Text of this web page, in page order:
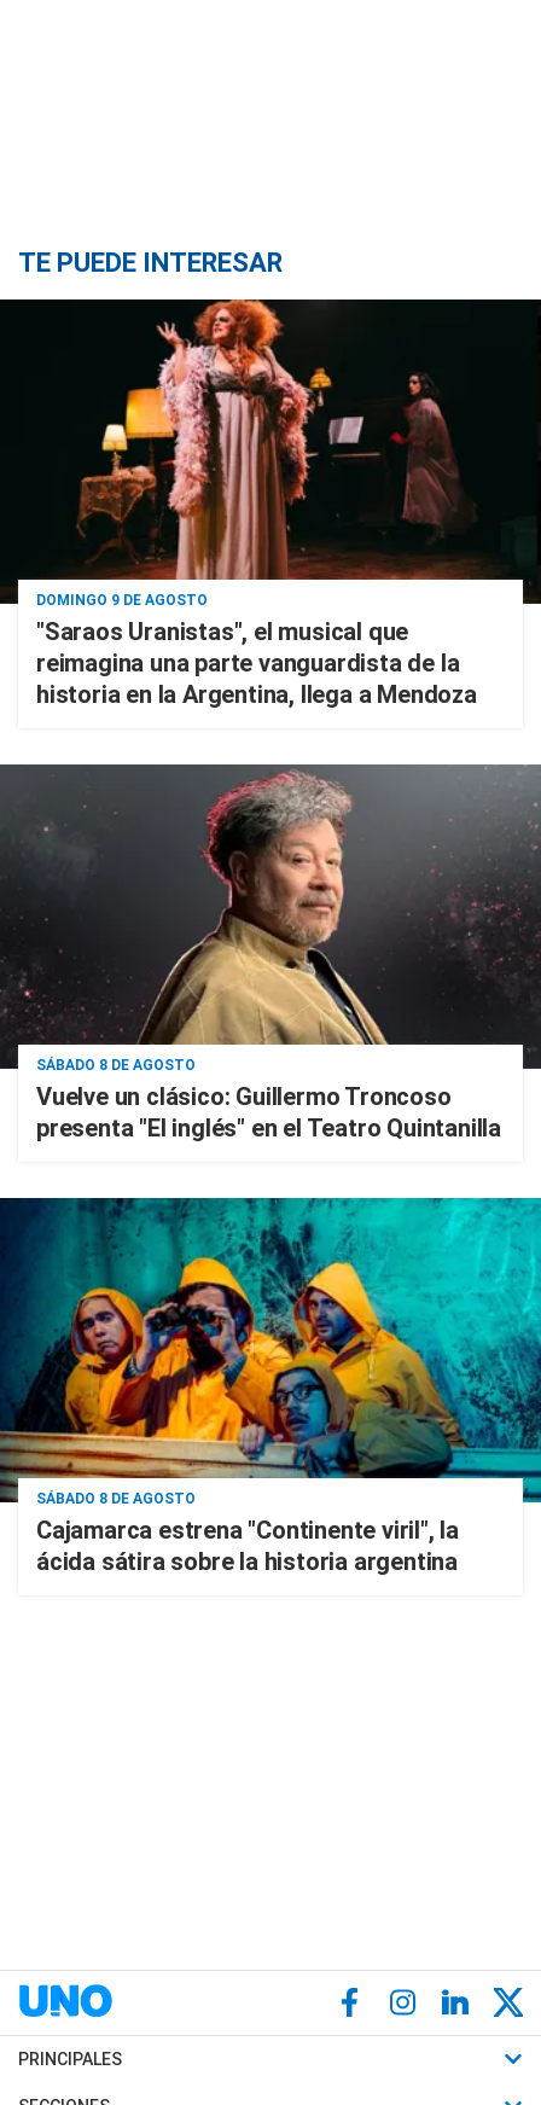
TE PUEDE INTERESAR
DOMINGO 9 DE AGOSTO
"Saraos Uranistas", el musical que
reimagina una parte vanguardista de la
historia en la Argentina, llega a Mendoza
SÁBADO 8 DE AGOSTO
Vuelve un clásico: Guillermo Troncoso
presenta "El inglés" en el Teatro Quintanilla
SÁBADO 8 DE AGOSTO
Cajamarca estrena "Continente viril", la
ácida sátira sobre la historia argentina
PRINCIPALES